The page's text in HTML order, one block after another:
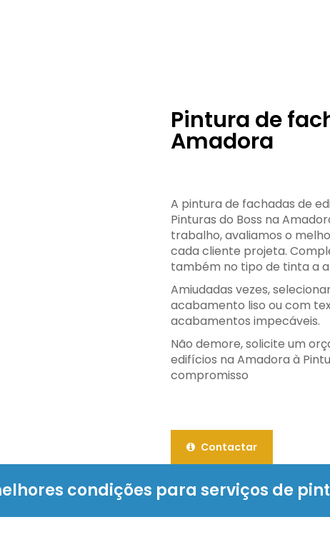
Pintura de
Amadora
A pintura de fachadas de
Pinturas do Boss na
trabalho, avaliamos o
cada cliente projeta.
também no tipo de tinta a
Amiudadas vezes,
acabamento liso ou com
acabamentos impecáveis.
Não demore, solicite um
edifícios na Amadora à
compromisso
Contactar
condições para serviços de